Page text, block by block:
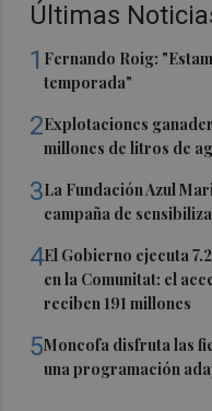
Últimas
1 Fernando Roig:
temporada"
2Explotaciones
millones de litros de
3La Fundación Azul
campaña de
4El Gobierno ejecuta
en la Comunitat: el
reciben 191 millones
5Moncofa disfruta las
una programación